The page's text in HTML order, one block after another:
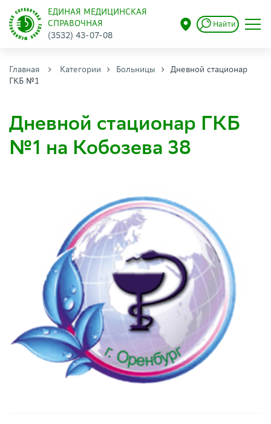
ЕДИНАЯ МЕДИЦИНСКАЯ
СПРАВОЧНАЯ
(3532) 43-07-08
Найти
Главная Категории Больницы
Дневной стационар
ГКБ №1
Дневной стационар ГКБ
№1 на Кобозева 38